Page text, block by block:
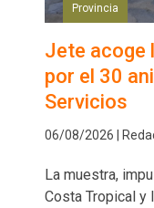
Provincia
Jete acoge
por el 30
Servicios
06/08/2026 |
La muestra,
Costa Tropical y